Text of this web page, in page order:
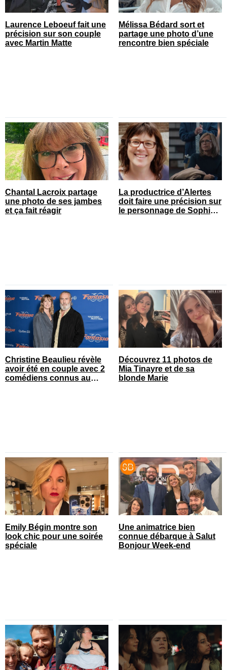
Laurence Leboeuf fait une
précision sur son couple
avec Martin Matte
Mélissa Bédard sort et
partage une photo d’une
rencontre bien spéciale
Chantal Lacroix partage
une photo de ses jambes
et ça fait réagir
La productrice d’Alertes
doit faire une précision sur
le personnage de Sophie
Christine Beaulieu révèle
avoir été en couple avec 2
comédiens connus au
Découvrez 11 photos de
Mia Tinayre et de sa
blonde Marie
Emily Bégin montre son
look chic pour une soirée
spéciale
Une animatrice bien
connue débarque à Salut
Bonjour Week-end